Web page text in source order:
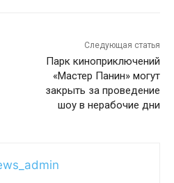
Следующая статья
Парк киноприключений
«Мастер Панин» могут
закрыть за проведение
шоу в нерабочие дни